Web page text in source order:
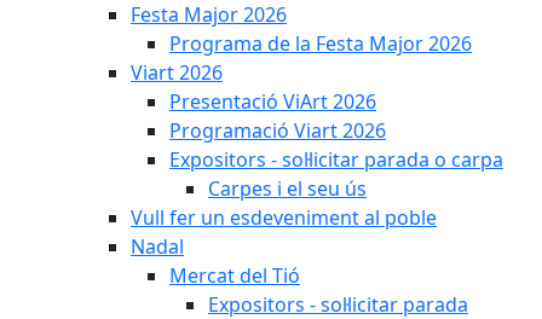
Festa Major 2026
Programa de la Festa Major 2026
Viart 2026
Presentació ViArt 2026
Programació Viart 2026
Expositors - sol·licitar parada o carpa
Carpes i el seu ús
Vull fer un esdeveniment al poble
Nadal
Mercat del Tió
Expositors - sol·licitar parada